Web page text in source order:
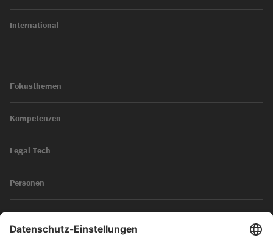
International
Fokusthemen
Kompetenzen
Legal Tech
Personen
News